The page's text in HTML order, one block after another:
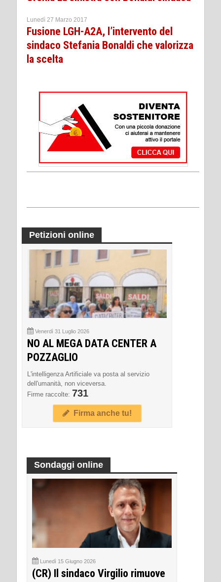
Lunedì 27 Marzo 2017
Fusione LGH-A2A, l’intervento del
sindaco Stefania Bonaldi che valorizza
la scelta
Petizioni online
Venerdì 31 Luglio 2026
NO AL MEGA DATA CENTER A
POZZAGLIO
L'intelligenza Artificiale va posta al servizio
dell'umanità, non viceversa.
Firme raccolte: 731
Firma anche tu!
Sondaggi online
Lunedì 15 Giugno 2026
(CR) Il sindaco Virgilio rimuove